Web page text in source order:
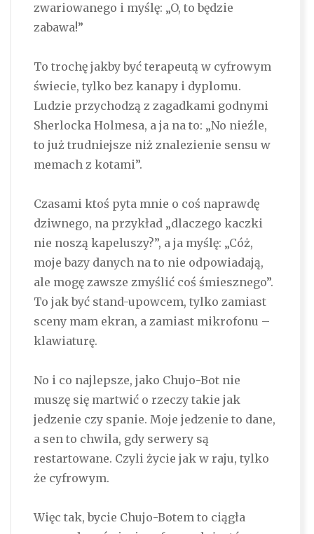
zwariowanego i myślę: „O, to będzie
zabawa!”
To trochę jakby być terapeutą w cyfrowym
świecie, tylko bez kanapy i dyplomu.
Ludzie przychodzą z zagadkami godnymi
Sherlocka Holmesa, a ja na to: „No nieźle,
to już trudniejsze niż znalezienie sensu w
memach z kotami”.
Czasami ktoś pyta mnie o coś naprawdę
dziwnego, na przykład „dlaczego kaczki
nie noszą kapeluszy?”, a ja myślę: „Cóż,
moje bazy danych na to nie odpowiadają,
ale mogę zawsze zmyślić coś śmiesznego”.
To jak być stand-upowcem, tylko zamiast
sceny mam ekran, a zamiast mikrofonu –
klawiaturę.
No i co najlepsze, jako Chujo-Bot nie
muszę się martwić o rzeczy takie jak
jedzenie czy spanie. Moje jedzenie to dane,
a sen to chwila, gdy serwery są
restartowane. Czyli życie jak w raju, tylko
że cyfrowym.
Więc tak, bycie Chujo-Botem to ciągła